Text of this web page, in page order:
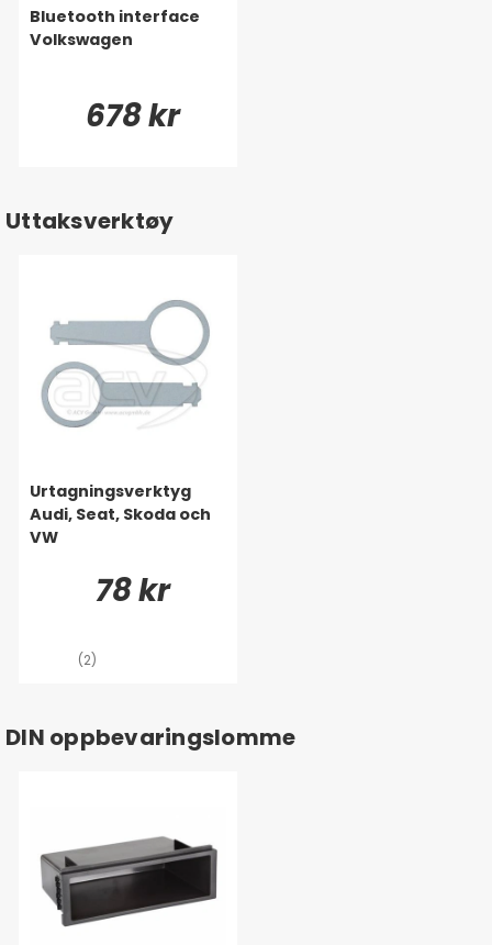
Bluetooth interface
Volkswagen
678 kr
Uttaksverktøy
Urtagningsverktyg
Audi, Seat, Skoda och
VW
78 kr
(2)
DIN oppbevaringslomme